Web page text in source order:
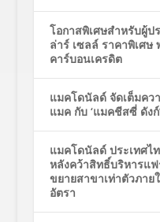
โอกาสพิเศษสำหรับผู้
ล่าร์ เซลล์ ราคาพิเศษ
คาร์บอนเครดิต
แมคโดนัลด์ จัดเต็มคว
แมค กับ ‘แมคชีสซี่ ดัง
แมคโดนัลด์ ประเทศไ
หลังคว้าสิทธิ์บริหารแ
ขยายสาขาเท่าตัวภาย
อัตรา